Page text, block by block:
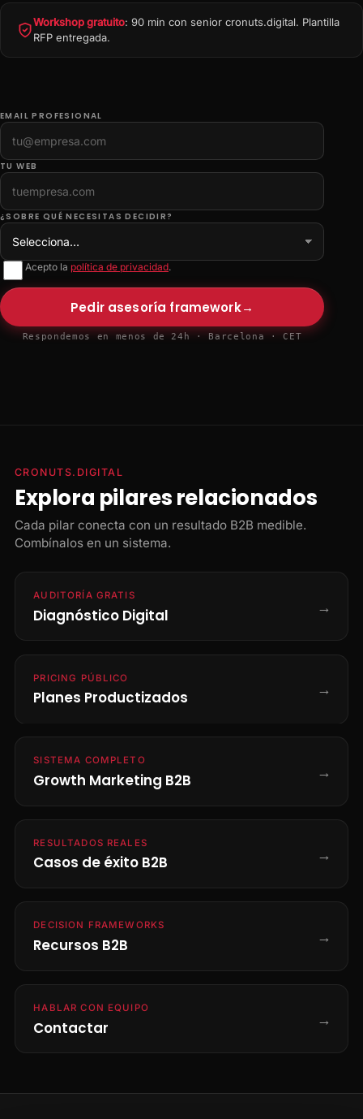
Workshop gratuito: 90 min con senior cronuts.digital. Plantilla
RFP entregada.
EMAIL PROFESIONAL
TU WEB
¿SOBRE QUÉ NECESITAS DECIDIR?
Acepto la política de privacidad.
Pedir asesoría framework→
Respondemos en menos de 24h · Barcelona · CET
CRONUTS.DIGITAL
Explora pilares relacionados
Cada pilar conecta con un resultado B2B medible.
Combínalos en un sistema.
AUDITORÍA GRATIS
Diagnóstico Digital →
PRICING PÚBLICO
Planes Productizados →
SISTEMA COMPLETO
Growth Marketing B2B →
RESULTADOS REALES
Casos de éxito B2B →
DECISION FRAMEWORKS
Recursos B2B →
HABLAR CON EQUIPO
Contactar →